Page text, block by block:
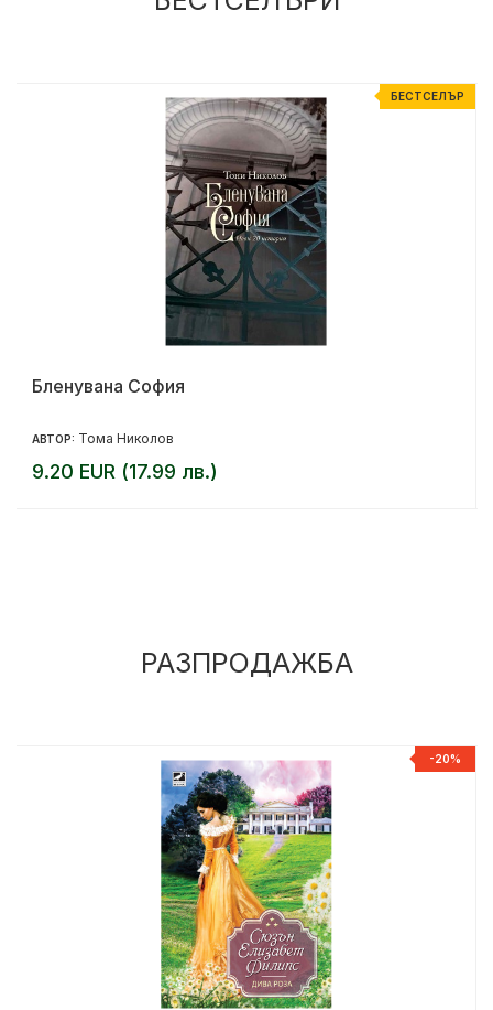
БЕСТСЕЛЪР
Бленувана София
АВТОР: Тома Николов
9.20 EUR (17.99 лв.)
РАЗПРОДАЖБА
-20%